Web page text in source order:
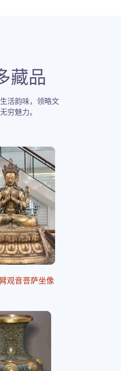
藏品
活韵味，领略文
穷魅力。
观音菩萨坐像